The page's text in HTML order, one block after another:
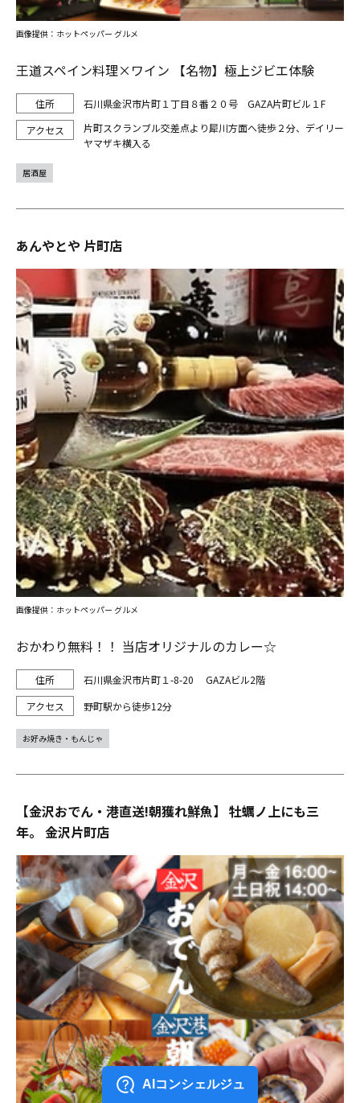
王道スペイン料理×ワイン 【名物】極上ジビエ体験
石川県金沢市片町１丁目８番２０号 GAZA片町ビル１F
片町スクランブル交差点より犀川方面へ徒歩２分、デイリー
ヤマザキ横入る
画像提供：ホットペッパー グルメ
居酒屋
あんやとや 片町店
おかわり無料！！ 当店オリジナルのカレー☆
石川県金沢市片町１-8-20 GAZAビル2階
野町駅から徒歩12分
画像提供：ホットペッパー グルメ
お好み焼き・もんじゃ
【金沢おでん・港直送!朝獲れ鮮魚】 牡蠣ノ上にも三
年。 金沢片町店